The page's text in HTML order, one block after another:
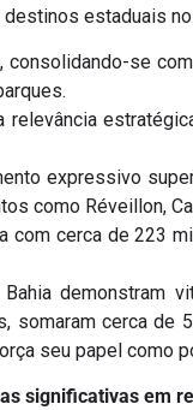
estaduais no
consolidando-se
relevância
expressivo
como Réveillon,
com cerca de 223
demonstram
somaram cerca
seu papel como
significativas em